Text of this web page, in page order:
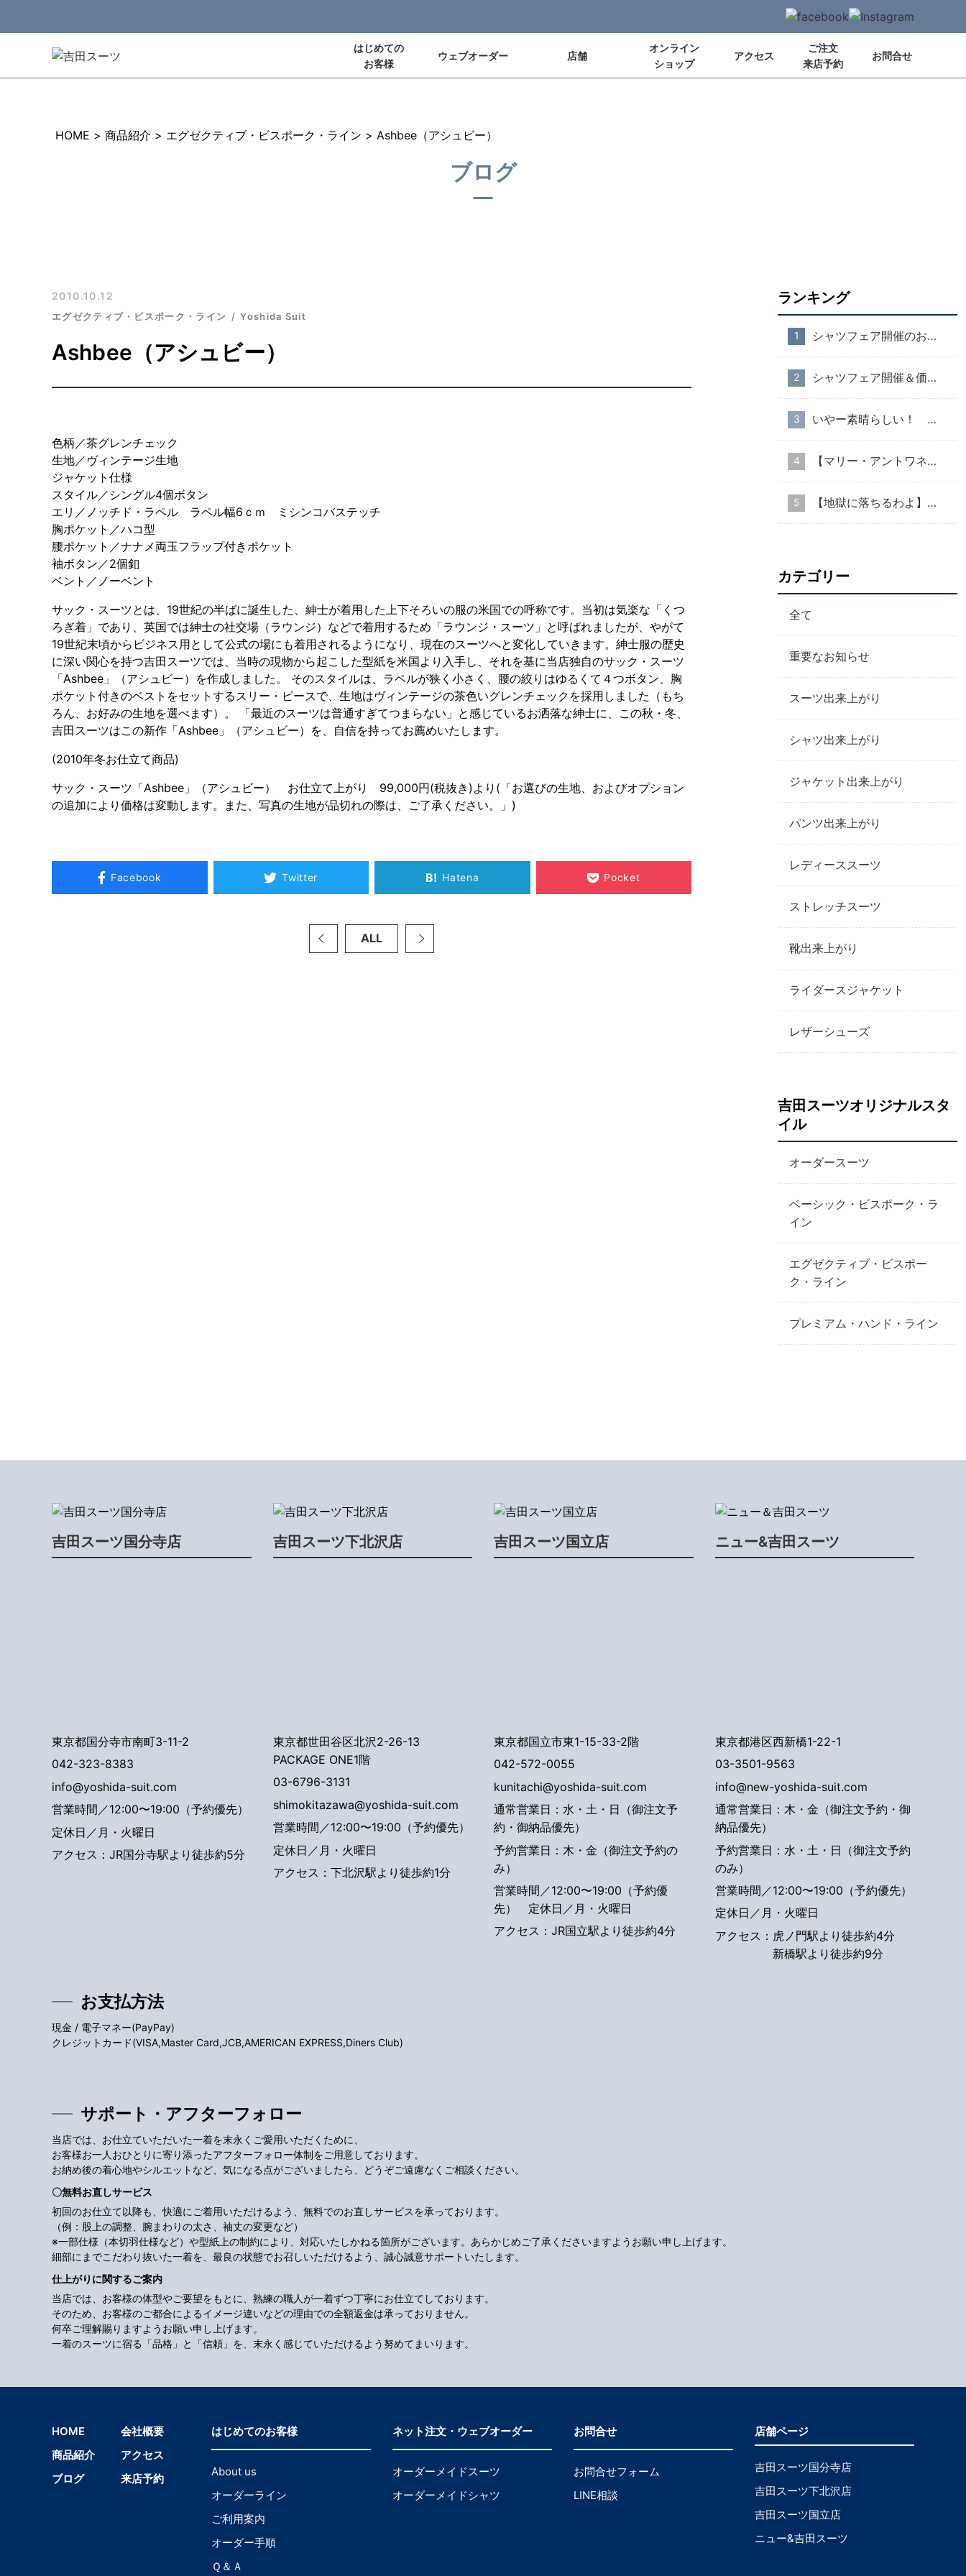
はじめての
お客様
ウェブオーダー 店舗
オンライン
ショップ
アクセス
ご注文
来店予約
お問合せ
HOME > 商品紹介 > エグゼクティブ・ビスポーク・ライン > Ashbee（アシュビー）
ブログ
2010.10.12
エグゼクティブ・ビスポーク・ライン Yoshida Suit
Ashbee（アシュビー）
色柄／茶グレンチェック
生地／ヴィンテージ生地
ジャケット仕様
スタイル／シングル4個ボタン
エリ／ノッチド・ラペル ラペル幅6ｃｍ ミシンコバステッチ
胸ポケット／ハコ型
腰ポケット／ナナメ両玉フラップ付きポケット
袖ボタン／2個釦
ベント／ノーベント
サック・スーツとは、19世紀の半ばに誕生した、紳士が着用した上下そろいの服の米国での呼称です。当初は気楽な「くつ
ろぎ着」であり、英国では紳士の社交場（ラウンジ）などで着用するため「ラウンジ・スーツ」と呼ばれましたが、やがて
19世紀末頃からビジネス用として公式の場にも着用されるようになり、現在のスーツへと変化していきます。紳士服の歴史
に深い関心を持つ吉田スーツでは、当時の現物から起こした型紙を米国より入手し、それを基に当店独自のサック・スーツ
「Ashbee」（アシュビー）を作成しました。 そのスタイルは、ラペルが狭く小さく、腰の絞りはゆるくて４つボタン、胸
ポケット付きのベストをセットするスリー・ピースで、生地はヴィンテージの茶色いグレンチェックを採用しました（もち
ろん、お好みの生地を選べます）。 「最近のスーツは普通すぎてつまらない」と感じているお洒落な紳士に、この秋・冬、
吉田スーツはこの新作「Ashbee」（アシュビー）を、自信を持ってお薦めいたします。
(2010年冬お仕立て商品)
サック・スーツ「Ashbee」（アシュビー） お仕立て上がり 99,000円(税抜き)より(「お選びの生地、およびオプション
の追加により価格は変動します。また、写真の生地が品切れの際は、ご了承ください。」)
Facebook Twitter B! Hatena Pocket
ALL
ランキング
シャツフェア開催のお知らせ
シャツフェア開催＆価格改定のお知らせ
いやー素晴らしい！ ８月１２日からどこに出かけても高いので、国分寺店営業
【マリー・アントワネット・スタイル】part１
【地獄に落ちるわよ】衣装協力のお知らせ
カテゴリー
全て
重要なお知らせ
スーツ出来上がり
シャツ出来上がり
ジャケット出来上がり
パンツ出来上がり
レディーススーツ
ストレッチスーツ
靴出来上がり
ライダースジャケット
レザーシューズ
吉田スーツオリジナルスタ
イル
オーダースーツ
ベーシック・ビスポーク・ラ
イン
エグゼクティブ・ビスポー
ク・ライン
プレミアム・ハンド・ライン
吉田スーツ国分寺店
東京都国分寺市南町3-11-2
042-323-8383
info@yoshida-suit.com
営業時間／12:00〜19:00（予約優先）
定休日／月・火曜日
アクセス：JR国分寺駅より徒歩約5分
吉田スーツ下北沢店
東京都世田谷区北沢2-26-13
PACKAGE ONE1階
03-6796-3131
shimokitazawa@yoshida-suit.com
営業時間／12:00〜19:00（予約優先）
定休日／月・火曜日
アクセス：下北沢駅より徒歩約1分
吉田スーツ国立店
東京都国立市東1-15-33-2階
042-572-0055
kunitachi@yoshida-suit.com
通常営業日：水・土・日（御注文予
約・御納品優先）
予約営業日：木・金（御注文予約の
み）
営業時間／12:00〜19:00（予約優
先） 定休日／月・火曜日
アクセス：JR国立駅より徒歩約4分
ニュー&吉田スーツ
東京都港区西新橋1-22-1
03-3501-9563
info@new-yoshida-suit.com
通常営業日：木・金（御注文予約・御
納品優先）
予約営業日：水・土・日（御注文予約
のみ）
営業時間／12:00〜19:00（予約優先）
定休日／月・火曜日
アクセス： 虎ノ門駅より徒歩約4分
新橋駅より徒歩約9分
お支払方法
現金 / 電子マネー(PayPay)
クレジットカード(VISA,Master Card,JCB,AMERICAN EXPRESS,Diners Club)
サポート・アフターフォロー
当店では、お仕立ていただいた一着を末永くご愛用いただくために、
お客様お一人おひとりに寄り添ったアフターフォロー体制をご用意しております。
お納め後の着心地やシルエットなど、気になる点がございましたら、どうぞご遠慮なくご相談ください。
〇無料お直しサービス
初回のお仕立て以降も、快適にご着用いただけるよう、無料でのお直しサービスを承っております。
（例：股上の調整、腕まわりの太さ、袖丈の変更など）
※一部仕様（本切羽仕様など）や型紙上の制約により、対応いたしかねる箇所がございます。あらかじめご了承くださいますようお願い申し上げます。
細部にまでこだわり抜いた一着を、最良の状態でお召しいただけるよう、誠心誠意サポートいたします。
仕上がりに関するご案内
当店では、お客様の体型やご要望をもとに、熟練の職人が一着ずつ丁寧にお仕立てしております。
そのため、お客様のご都合によるイメージ違いなどの理由での全額返金は承っておりません。
何卒ご理解賜りますようお願い申し上げます。
一着のスーツに宿る「品格」と「信頼」を、末永く感じていただけるよう努めてまいります。
HOME
商品紹介
ブログ
会社概要
アクセス
来店予約
はじめてのお客様
About us
オーダーライン
ご利用案内
オーダー手順
Ｑ＆Ａ
ネット注文・ウェブオーダー
オーダーメイドスーツ
オーダーメイドシャツ
お問合せ
お問合せフォーム
LINE相談
店舗ページ
吉田スーツ国分寺店
吉田スーツ下北沢店
吉田スーツ国立店
ニュー&吉田スーツ